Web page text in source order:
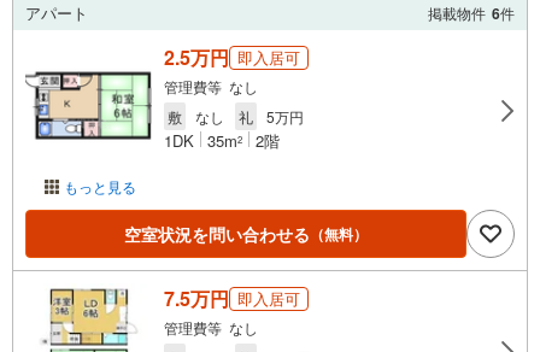
アパート 掲載物件 6件
もっと見る
2.5万円 即入居可
管理費等 なし
敷
なし 礼 5万円
1DK 35m2 2階
空室状況を問い合わせる （無料）
7.5万円 即入居可
管理費等 なし